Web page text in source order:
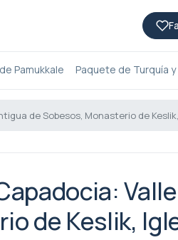
Pamukkale Paquete de Turquía
de Sobesos, Monasterio de
de Keslik,